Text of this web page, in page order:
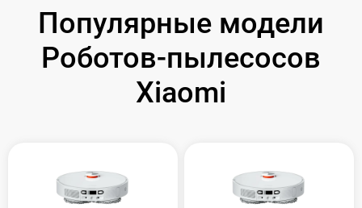
Популярные модели
Роботов-пылесосов
Xiaomi